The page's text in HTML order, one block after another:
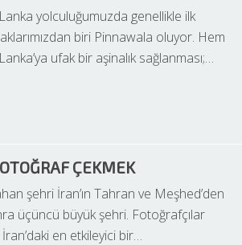
yolculuğumuzda genellikle ilk
biri Pinnawala oluyor. Hem
ufak bir aşinalık sağlanması;…
ÇEKMEK
şehri İran’ın Tahran ve Meşhed’den
üçüncü büyük şehri. Fotoğrafçılar
en etkileyici bir…